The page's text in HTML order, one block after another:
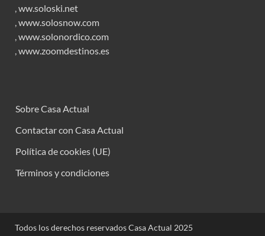
ww.soloski.net
www.solosnow.com
www.solonordico.com
www.zoomdestinos.es
Sobre Casa Actual
Contactar con Casa Actual
Política de cookies (UE)
Términos y condiciones
Todos los derechos reservados Casa Actual 2025